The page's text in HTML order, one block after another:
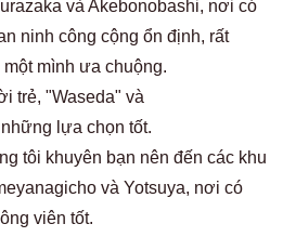
và Akebonobashi, nơi có
ninh công cộng ổn định, rất
mình ưa chuộng.
trẻ, "Waseda" và
lựa chọn tốt.
tôi khuyên bạn nên đến các khu
và Yotsuya, nơi có
viên tốt.